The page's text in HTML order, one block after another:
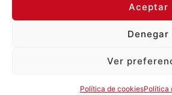
Aceptar
Denegar
Ver
Política de cookiesPolítica